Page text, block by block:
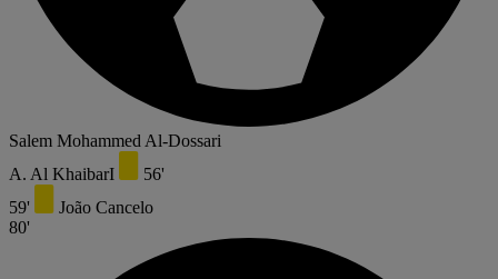
Salem Mohammed Al-Dossari
A. Al KhaibarI
56'
59'
João Cancelo
80'